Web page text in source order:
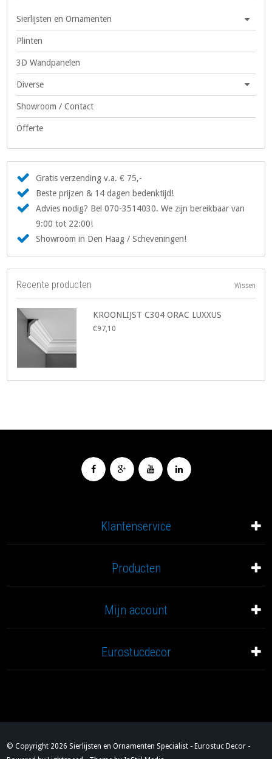
Sierlijsten en Ornamenten
Plinten
3D Wandpanelen
Diverse
Showroom / Contact
Offerte
Gratis verzending v.a. € 75,-
Beste prijzen & 14 dagen bedenktijd!
Advies nodig? Bel 070-3514030. We zijn bereikbaar van
9:00 tot 22:00!
Showroom in Den Haag / Scheveningen!
Recente producten Wissen
KROONLIJST C304 ORAC LUXXUS
€97,10
Klantenservice
Producten
Mijn account
Eurostucdecor
© Copyright 2026 Sierlijsten en Ornamenten Specialist - Eurostuc Decor -